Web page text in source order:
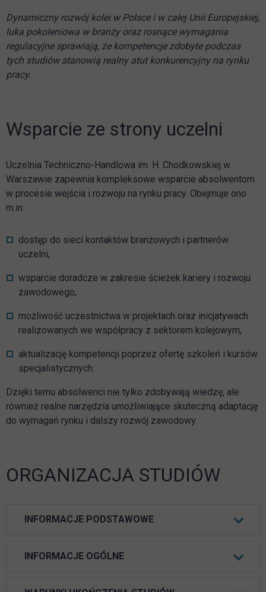
Dynamiczny rozwój kolei w Polsce i w całej Unii Europejskiej,
luka pokoleniowa w branży oraz rosnące wymagania
regulacyjne sprawiają, że kompetencje zdobyte podczas
tych studiów stanowią realny atut konkurencyjny na rynku
pracy.
Wsparcie ze strony uczelni
Uczelnia Techniczno-Handlowa im. H. Chodkowskiej w
Warszawie zapewnia kompleksowe wsparcie absolwentom
w procesie wejścia i rozwoju na rynku pracy. Obejmuje ono
m.in.:
dostęp do sieci kontaktów branżowych i partnerów
uczelni,
wsparcie doradcze w zakresie ścieżek kariery i rozwoju
zawodowego,
możliwość uczestnictwa w projektach oraz inicjatywach
realizowanych we współpracy z sektorem kolejowym,
aktualizację kompetencji poprzez ofertę szkoleń i kursów
specjalistycznych.
Dzięki temu absolwenci nie tylko zdobywają wiedzę, ale
również realne narzędzia umożliwiające skuteczną adaptację
do wymagań rynku i dalszy rozwój zawodowy.
ORGANIZACJA STUDIÓW
INFORMACJE PODSTAWOWE
INFORMACJE OGÓLNE